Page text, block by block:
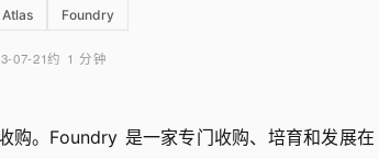
Foundry
07-21约 1 分钟
购。Foundry 是一家专门收购、培育和发展在